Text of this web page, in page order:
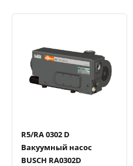
Быстрый просмотрДобавить к сравнению
Добавить в избранное
R5/RA 0302 D
Вакуумный насос
BUSCH RA0302D